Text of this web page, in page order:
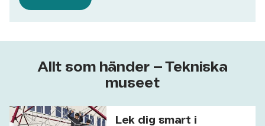
Allt som händer – Tekniska
museet
Lek dig smart i